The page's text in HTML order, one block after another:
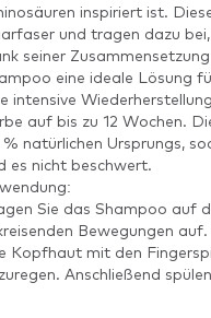
inspiriert ist.
und tragen dazu
seiner
eine ideale Lösung
intensive
auf bis zu 12 Wochen.
natürlichen Ursprungs,
es nicht beschwert.
Sie das Shampoo auf
Bewegungen
Kopfhaut mit den
Anschließend